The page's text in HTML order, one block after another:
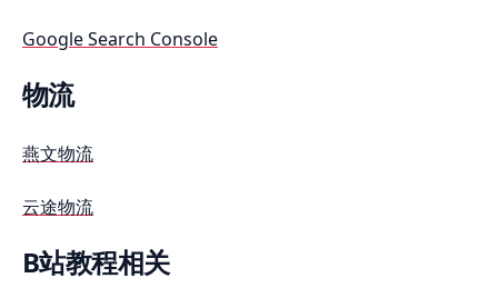
Google Search Console
物流
燕文物流
云途物流
B站教程相关